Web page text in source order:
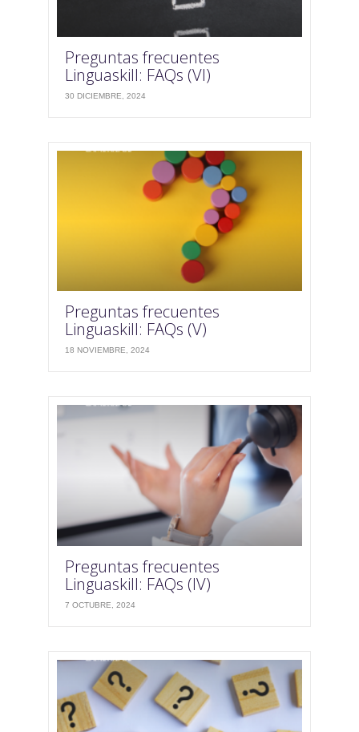
Preguntas frecuentes
Linguaskill: FAQs (VI)
30 DICIEMBRE, 2024
Preguntas frecuentes
Linguaskill: FAQs (V)
18 NOVIEMBRE, 2024
Preguntas frecuentes
Linguaskill: FAQs (IV)
7 OCTUBRE, 2024